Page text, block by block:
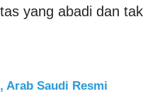
yang abadi dan tak
Arab Saudi Resmi